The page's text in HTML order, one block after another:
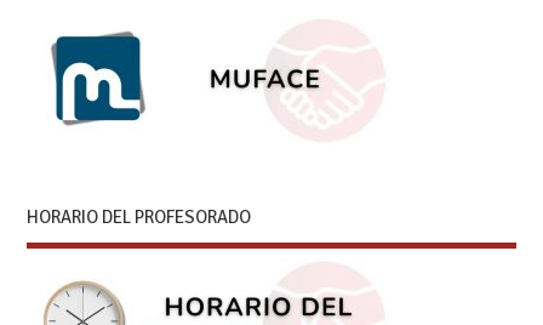
HORARIO DEL PROFESORADO